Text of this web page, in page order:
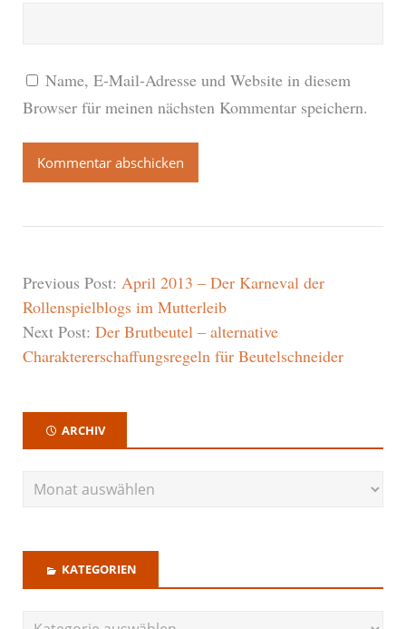
Name, E-Mail-Adresse und Website in diesem
Browser für meinen nächsten Kommentar speichern.
Previous Post: April 2013 – Der Karneval der
Rollenspielblogs im Mutterleib
Next Post: Der Brutbeutel – alternative
Charaktererschaffungsregeln für Beutelschneider
ARCHIV
KATEGORIEN